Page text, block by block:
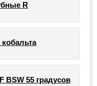
R
55 градусов